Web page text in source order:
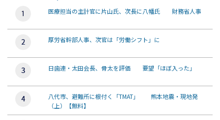
医療担当の主計官に片山氏、次長に八幡氏 財務省人事
厚労省幹部人事、次官は「労働シフト」に
日歯連・太田会長、骨太を評価 要望「ほぼ入った」
八代市、避難所に根付く「TMAT」 熊本地震・現地発
（上）【無料】